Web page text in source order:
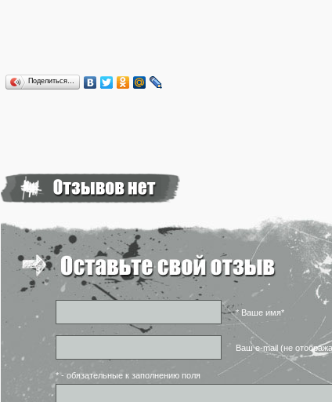
Поделиться…
* Ваше имя*
Ваш e-mail (не
* - обязательные к заполнению поля